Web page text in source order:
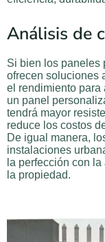
Análisis de
Si bien los paneles
ofrecen soluciones
el rendimiento para
un panel
tendrá mayor
reduce los costos
De igual manera,
instalaciones
la perfección con
la propiedad.